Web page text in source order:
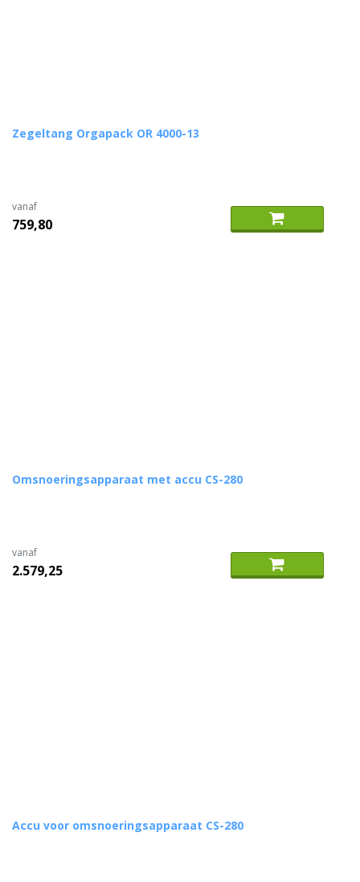
Zegeltang Orgapack OR 4000-13
vanaf
759,80
Omsnoeringsapparaat met accu CS-280
vanaf
2.579,25
Accu voor omsnoeringsapparaat CS-280